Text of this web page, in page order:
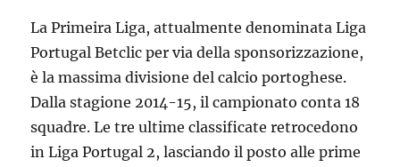
La Primeira Liga, attualmente denominata Liga
Portugal Betclic per via della sponsorizzazione,
è la massima divisione del calcio portoghese.
Dalla stagione 2014-15, il campionato conta 18
squadre. Le tre ultime classificate retrocedono
in Liga Portugal 2, lasciando il posto alle prime